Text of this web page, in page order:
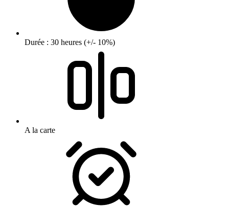
Durée : 30 heures (+/- 10%)
A la carte